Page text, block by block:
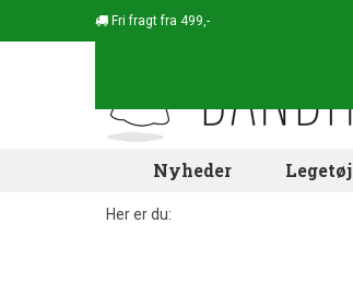
Fri fragt fra 499,-
Nyheder Legetøj
Her er du: